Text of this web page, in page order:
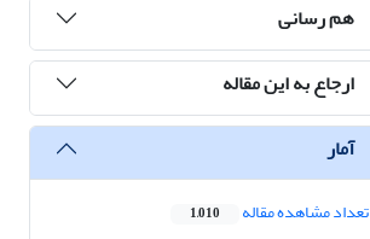
هم رسانی
ارجاع به این مقاله
آمار
تعداد مشاهده مقاله 1,010